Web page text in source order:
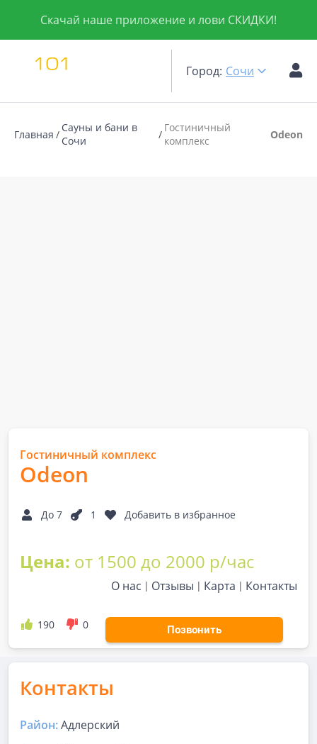
Скачай наше приложение и лови СКИДКИ!
Город: Сочи
Главная
Сауны и бани в
Сочи
Гостиничный
комплекс
Odeon
Гостиничный комплекс
Odeon
До 7 1 Добавить в избранное
Цена: от 1500 до 2000 р/час
О нас Отзывы Карта Контакты
190 0 Позвонить
Контакты
Район:Адлерский